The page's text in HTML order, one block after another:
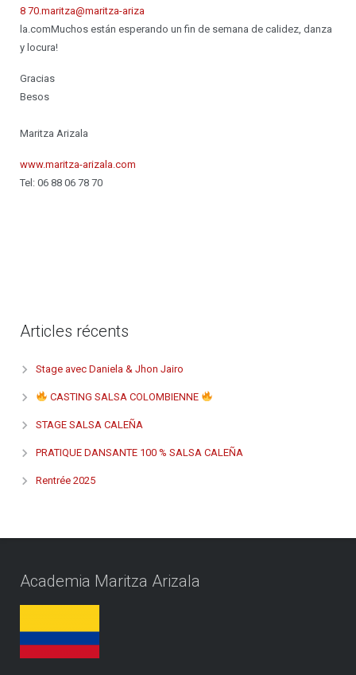
8 70.maritza@maritza-ariza
la.comMuchos están esperando un fin de semana de calidez, danza
y locura!
Gracias
Besos
Maritza Arizala
www.maritza-arizala.com
Tel: 06 88 06 78 70
Articles récents
Stage avec Daniela & Jhon Jairo
CASTING SALSA COLOMBIENNE
STAGE SALSA CALEÑA
PRATIQUE DANSANTE 100 % SALSA CALEÑA
Rentrée 2025
Academia Maritza Arizala